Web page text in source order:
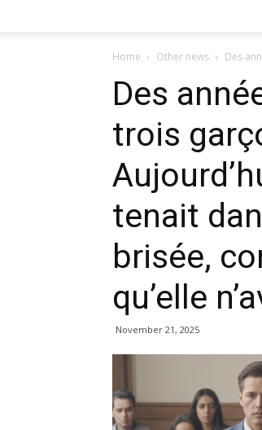
Home Other news Des
Des
trois
tenait
brisée,
qu’elle
November 21, 2025